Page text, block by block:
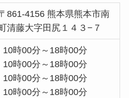
861-4156 熊本県熊本市南
清藤大字田尻１４３−７
10時00分～18時00分
10時00分～18時00分
10時00分～18時00分
10時00分～18時00分